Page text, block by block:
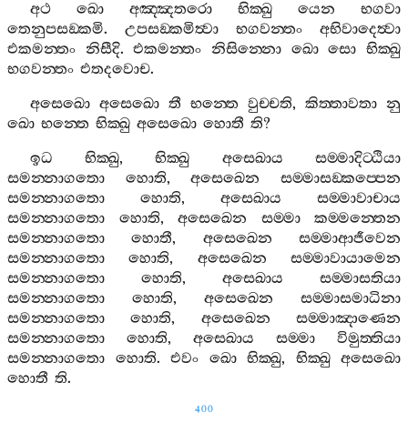
අථ ඛො අඤ‍්ඤතරො භික‍්ඛු යෙන
භගවා
තෙනුපසඞ‍්කමි. උපසඞ‍්කමිත්‍වා භගවන‍්තං
අභිවාදෙත්‍වා
එකමන‍්තං නිසීදි.එකමන‍්තං නිසින‍්නො ඛො සො භික‍්ඛු
භගවන‍්තං එතදවොච.
අසෙඛො අසෙඛො තී භන‍්තෙ වුච‍්චති, කිත‍්තාවතා නු
ඛො භන‍්තෙ භික‍්ඛු අසෙඛො හොතී ති?
ඉධ
භික‍්ඛු,භික‍්ඛු අසෙඛාය
සම‍්මාදිට‍්ඨියා
සමන‍්නාගතො
හොති,අසෙඛෙන
සම‍්මාසඞ‍්කප‍්පෙන
සමන‍්නාගතො
හොති, අසෙඛාය
සම‍්මාවාචාය
සමන‍්නාගතො
හොති, අසෙඛෙන සම‍්මා
කම‍්මන‍්තෙන
සමන‍්නාගතො
හොතී, අසෙඛෙන
සම‍්මාආජීවෙන
සමන‍්නාගතො
හොති, අසෙඛෙන
සම‍්මාවායාමෙන
සමන‍්නාගතො
හොති, අසෙඛාය
සම‍්මාසතියා
සමන‍්නාගතො
හොති, අසෙඛෙන
සම‍්මාසමාධිනා
සමන‍්නාගතො
හොති, අසෙඛෙන
සම‍්මාඤාණෙන
සමන‍්නාගතො
හොති, අසෙඛාය සම‍්මා
විමුත‍්තියා
සමන‍්නාගතො
හොති. එවං ඛො භික‍්ඛු, භික‍්ඛු
අසෙඛො
හොතී ති.
400